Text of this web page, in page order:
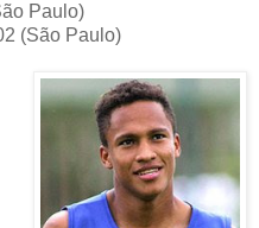
Paulo)
(São Paulo)